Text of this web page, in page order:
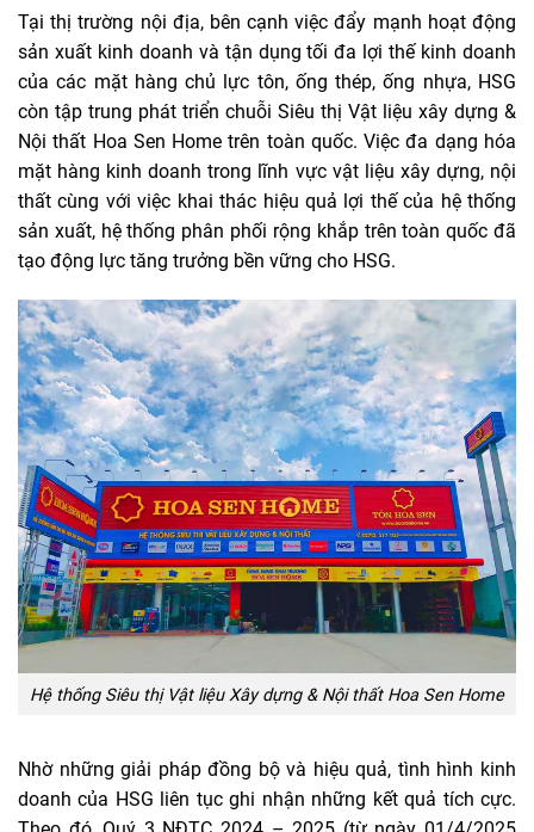
Tại thị trường nội địa, bên cạnh việc đẩy mạnh hoạt động
sản xuất kinh doanh và tận dụng tối đa lợi thế kinh doanh
của các mặt hàng chủ lực tôn, ống thép, ống nhựa, HSG
còn tập trung phát triển chuỗi Siêu thị Vật liệu xây dựng &
Nội thất Hoa Sen Home trên toàn quốc. Việc đa dạng hóa
mặt hàng kinh doanh trong lĩnh vực vật liệu xây dựng, nội
thất cùng với việc khai thác hiệu quả lợi thế của hệ thống
sản xuất, hệ thống phân phối rộng khắp trên toàn quốc đã
tạo động lực tăng trưởng bền vững cho HSG.
Hệ thống Siêu thị Vật liệu Xây dựng & Nội thất Hoa Sen Home
Nhờ những giải pháp đồng bộ và hiệu quả, tình hình kinh
doanh của HSG liên tục ghi nhận những kết quả tích cực.